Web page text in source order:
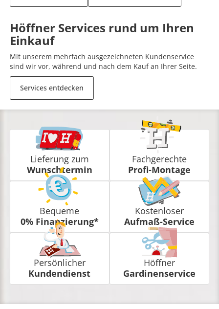
Höffner Services rund um Ihren
Einkauf
Mit unserem mehrfach ausgezeichneten Kundenservice
sind wir vor, während und nach dem Kauf an Ihrer Seite.
Services entdecken
Lieferung zum
Wunschtermin
Fachgerechte
Profi-Montage
Bequeme
0% Finanzierung*
Kostenloser
Aufmaß-Service
Persönlicher
Kundendienst
Höffner
Gardinenservice